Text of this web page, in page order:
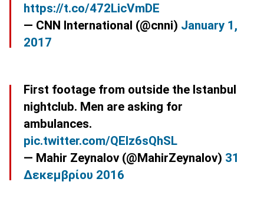
https://t.co/472LicVmDE
— CNN International (@cnni) January 1,
2017
First footage from outside the Istanbul
nightclub. Men are asking for
ambulances.
pic.twitter.com/QElz6sQhSL
— Mahir Zeynalov (@MahirZeynalov) 31
Δεκεμβρίου 2016